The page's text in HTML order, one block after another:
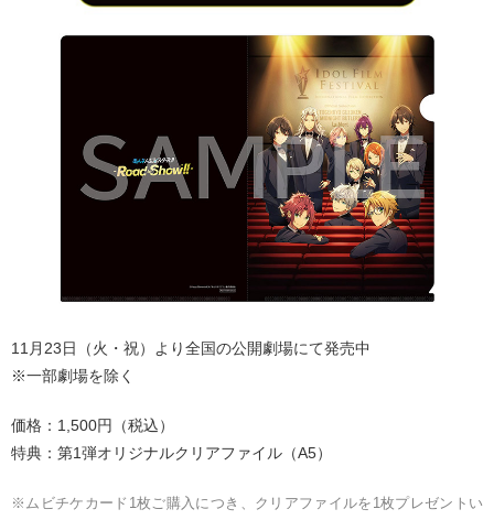
11月23日（火・祝）より全国の公開劇場にて発売中
※一部劇場を除く
価格：1,500円（税込）
特典：第1弾オリジナルクリアファイル（A5）
※ムビチケカード1枚ご購入につき、クリアファイルを1枚プレゼントい